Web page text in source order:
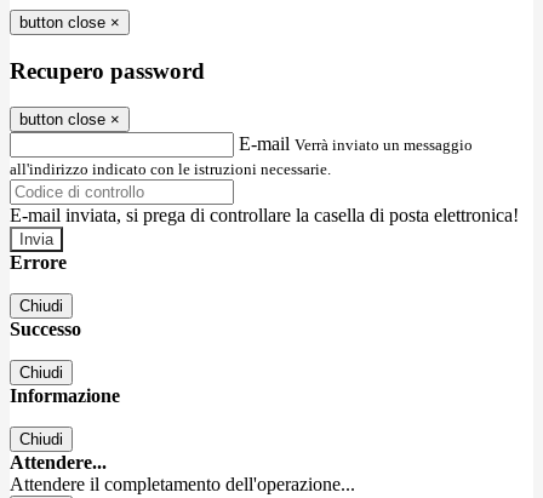
button close ×
Recupero password
button close ×
E-mail Verrà inviato un messaggio
all'indirizzo indicato con le istruzioni necessarie.
E-mail inviata, si prega di controllare la casella di posta elettronica!
Errore
Chiudi
Successo
Chiudi
Informazione
Chiudi
Attendere...
Attendere il completamento dell'operazione...